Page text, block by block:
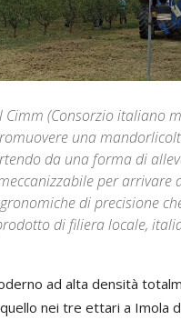
Cimm (Consorzio italiano
una
da una forma di
per arrivare
di precisione
di filiera locale,
ad alta densità
nei tre ettari a Imola